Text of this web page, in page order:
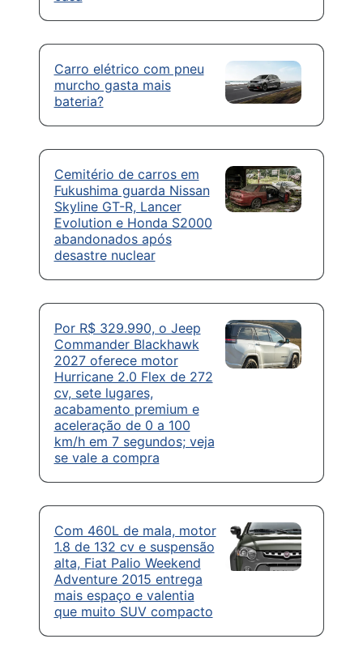
Carro elétrico com pneu
murcho gasta mais
bateria?
Cemitério de carros em
Fukushima guarda Nissan
Skyline GT-R, Lancer
Evolution e Honda S2000
abandonados após
desastre nuclear
Por R$ 329.990, o Jeep
Commander Blackhawk
2027 oferece motor
Hurricane 2.0 Flex de 272
cv, sete lugares,
acabamento premium e
aceleração de 0 a 100
km/h em 7 segundos; veja
se vale a compra
Com 460L de mala, motor
1.8 de 132 cv e suspensão
alta, Fiat Palio Weekend
Adventure 2015 entrega
mais espaço e valentia
que muito SUV compacto